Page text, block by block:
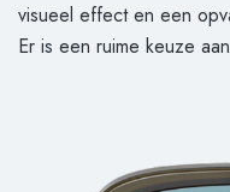
visueel effect en een
Er is een ruime keuze